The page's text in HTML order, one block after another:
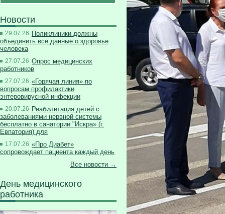
Новости
29.07.26 Поликлиники должны
объединить все данные о здоровье
человека
27.07.26 Опрос медицинских
работников
27.07.26 «Горячая линия» по
вопросам профилактики
энтеровирусной инфекции
20.07.26 Реабилитация детей с
заболеваниями нервной системы
бесплатно в санатории "Искра» (г.
Евпатория) для
17.07.26 «Про Диабет»
сопровождает пациента каждый день
Все новости →
День медицинского
работника